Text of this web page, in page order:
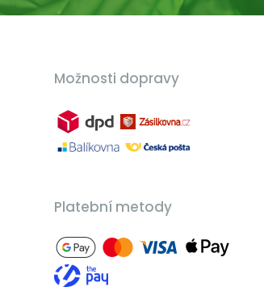
Možnosti dopravy
Platební metody